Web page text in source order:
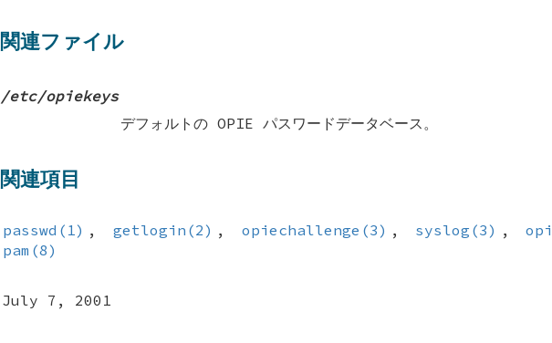
関連ファイル
/etc/opiekeys
デフォルトの OPIE パスワードデータベース。
関連項目
passwd(1) , getlogin(2) , opiechallenge(3) , syslog(3) ,
pam(8)
July 7, 2001